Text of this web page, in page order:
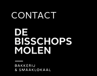
CONTACT